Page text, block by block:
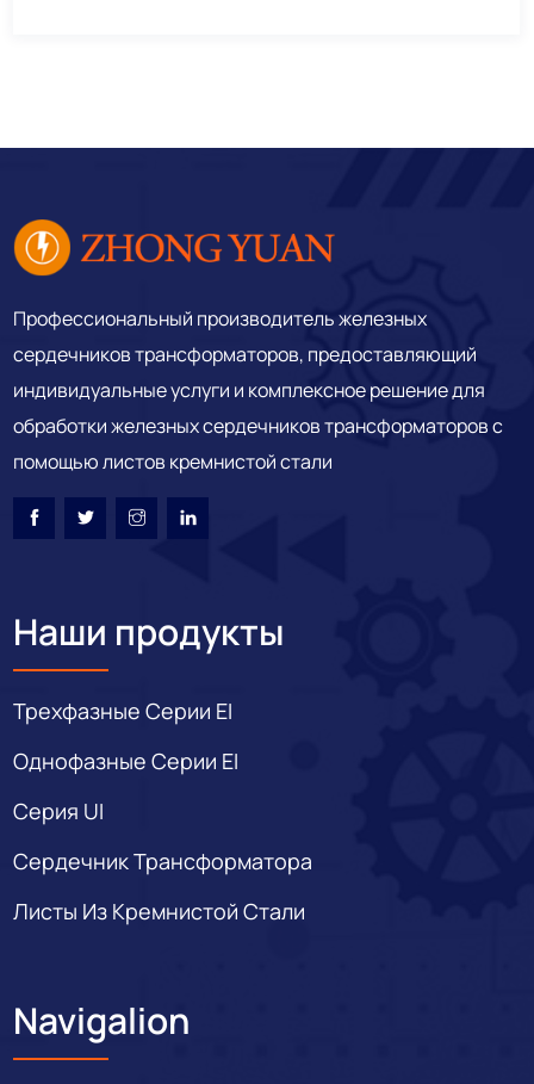
Профессиональный производитель железных
сердечников трансформаторов, предоставляющий
индивидуальные услуги и комплексное решение для
обработки железных сердечников трансформаторов с
помощью листов кремнистой стали
Наши продукты
Трехфазные Серии EI
Однофазные Серии EI
Серия UI
Сердечник Трансформатора
Листы Из Кремнистой Стали
Navigalion